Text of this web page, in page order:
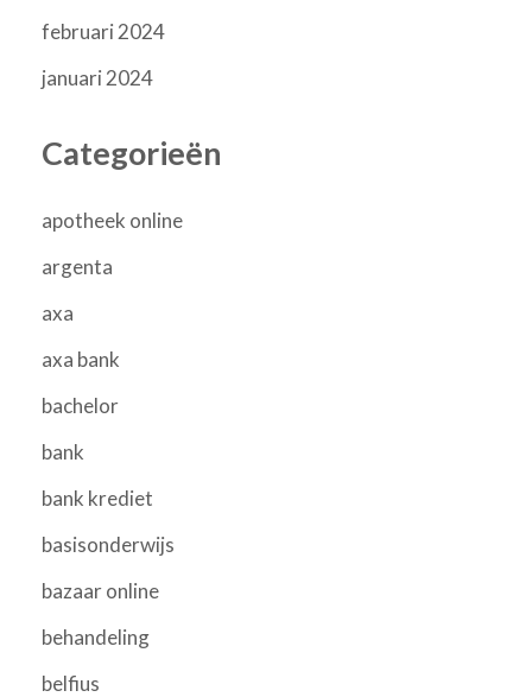
februari 2024
januari 2024
Categorieën
apotheek online
argenta
axa
axa bank
bachelor
bank
bank krediet
basisonderwijs
bazaar online
behandeling
belfius